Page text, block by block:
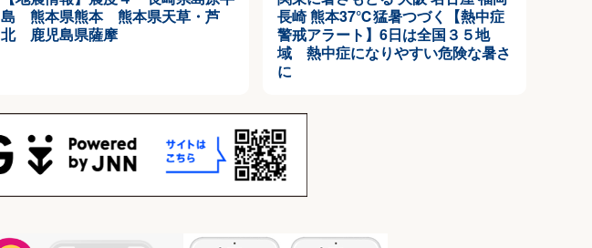
島 熊本県熊本 熊本県天草・芦
北 鹿児島県薩摩
長崎 熊本37℃猛暑つづく【熱中症
警戒アラート】6日は全国３５地
域 熱中症になりやすい危険な暑さ
に